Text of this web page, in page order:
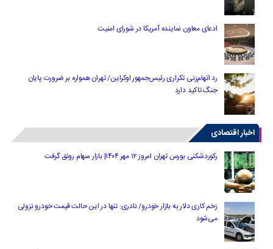
ادعای معاون نماینده آمریکا در شورای امنیت
رد اتهام‌زنی تکراری رئیس‌جمهور اوکراین/ تهران همواره بر ضرورت پایان
جنگ تاکید دارد
اخبار اقتصادی
رکوردشکنی بورس تهران امروز ۱۲ مهر ۱۴۰۴| بازار سهام رونق گرفت
زخم کاری دلار به بازار خودرو/ نادری: تنها در این حالت قیمت خودرو نزولی
می‌شود